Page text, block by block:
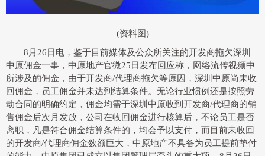
(资料图)
8月26日电，鉴于目前媒体及公众所关注的开发商拖欠深圳
中原佣金一事，中原地产官微25日发布回应称，网络流传视频中
所涉及的佣金，由于开发商/代理商拖欠等原因，深圳中原尚未收
回佣金，员工佣金并未达到结算条件。无论行业惯例还是按照劳
动合同的明确约定，佣金均需于深圳中原收到开发商/代理商的销
售佣金后次月发放，公司在收回佣金进行核算后，不论员工是否
离职，凡是符合佣金结算条件的，均会予以支付，而目前未收回
的开发商/代理商佣金数额巨大，中原地产不具备为员工提前垫付